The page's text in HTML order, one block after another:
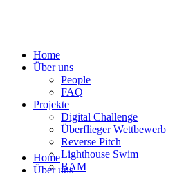
Home
Über uns
People
FAQ
Projekte
Digital Challenge
Überflieger Wettbewerb
Reverse Pitch
Lighthouse Swim
BAM
Home
Über uns